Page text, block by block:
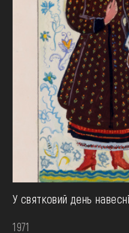
У святковий день навесні
1971